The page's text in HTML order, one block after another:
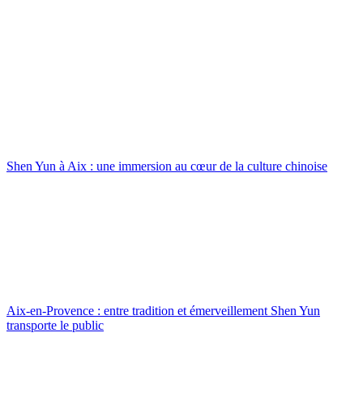
Shen Yun à Aix : une immersion au cœur de la culture chinoise
Aix-en-Provence : entre tradition et émerveillement Shen Yun
transporte le public